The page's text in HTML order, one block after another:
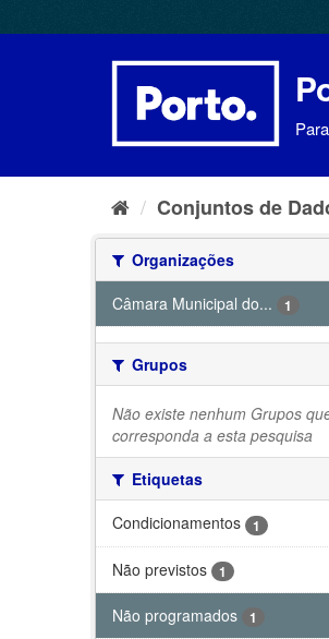
para
Conjuntos de
Organizações
Câmara Municipal do...
1
Grupos
Não existe nenhum Grupos
corresponda a esta pesquisa
Etiquetas
Condicionamentos
1
Não previstos 1
Não programados 1